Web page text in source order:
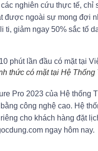
nghiên cứu thực tế, chỉ
được ngoài sự mong đợi
ti, giảm ngay 50% sắc tố
thức có mặt tại Hệ Thống
Pro 2023 của Hệ thống
công nghệ cao. Hệ
cho khách hàng đặt
ngay hôm nay.